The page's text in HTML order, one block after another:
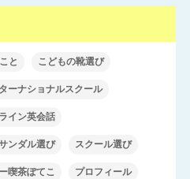
と こどもの靴選び
ーナショナルスクール
イン英会話
ンダル選び スクール選び
喫茶ぽてこ プロフィール